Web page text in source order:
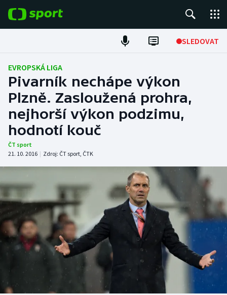
SLEDOVAT
Fotbal
Hokej
Tenis
Atletika
DALŠÍ SPORTY
Americký fotbal
Baseball a softbal
Basketbal
NEPŘEHLÉDNĚTE
Soutěže
Historické návraty
Aplikace ČT sport
EVROPSKÁ LIGA
Pivarník nechápe výkon
Plzně. Zasloužená prohra,
nejhorší výkon podzimu,
hodnotí kouč
ČT sport
21. 10. 2016 | Zdroj: ČT sport, ČTK